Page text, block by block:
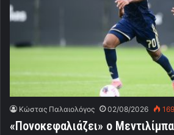
Κώστας Παλαιολόγος 02/08/2026 169
«Πονοκεφαλιάζει» ο